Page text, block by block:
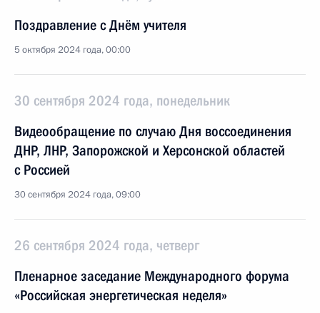
Поздравление с Днём учителя
5 октября 2024 года, 00:00
30 сентября 2024 года, понедельник
Видеообращение по случаю Дня воссоединения
ДНР, ЛНР, Запорожской и Херсонской областей
с Россией
30 сентября 2024 года, 09:00
26 сентября 2024 года, четверг
Пленарное заседание Международного форума
«Российская энергетическая неделя»